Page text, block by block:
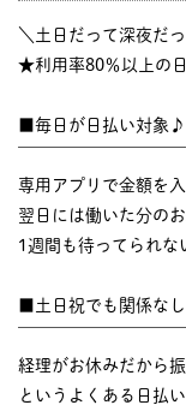
＼土日だって深夜だ
★利用率80％以上の
■毎日が日払い対象♪
専用アプリで金額を
翌日には働いた分の
1週間も待ってられ
■土日祝でも関係なし
経理がお休みだから
というよくある日払